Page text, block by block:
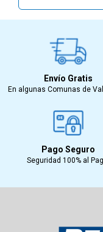
Envío Gratis
En algunas Comunas de
Pago Seguro
Seguridad 100% al